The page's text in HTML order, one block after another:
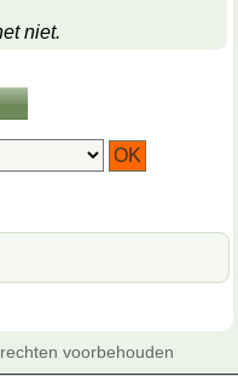
niet.
voorbehouden